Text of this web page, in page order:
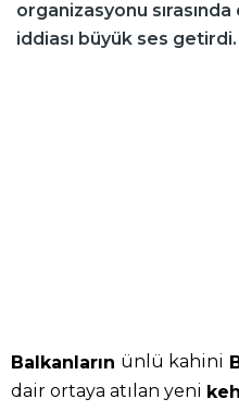
organizasyonu sırasında
iddiası büyük ses getirdi.
Balkanların ünlü kahini
dair ortaya atılan yeni